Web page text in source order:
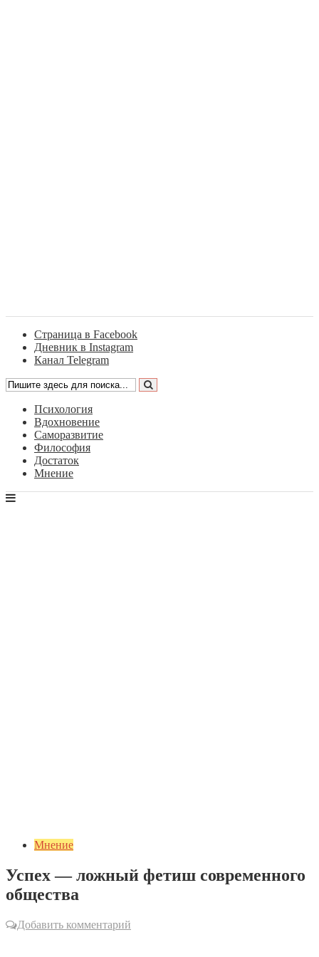
Страница в Facebook
Дневник в Instagram
Канал Telegram
Психология
Вдохновение
Саморазвитие
Философия
Достаток
Мнение
Мнение
Успех — ложный фетиш современного
общества
Добавить комментарий